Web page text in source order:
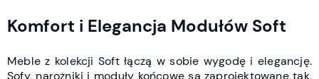
Komfort i Elegancja Modułów Soft
Meble z kolekcji Soft łączą w sobie wygodę i elegancję.
Sofy, narożniki i moduły końcowe są zaprojektowane tak,